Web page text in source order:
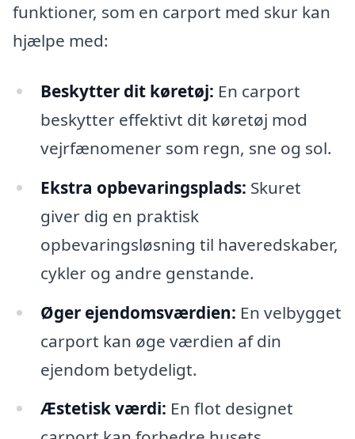
funktioner, som en carport med skur kan
hjælpe med:
Beskytter dit køretøj: En carport
beskytter effektivt dit køretøj mod
vejrfænomener som regn, sne og sol.
Ekstra opbevaringsplads: Skuret
giver dig en praktisk
opbevaringsløsning til haveredskaber,
cykler og andre genstande.
Øger ejendomsværdien: En velbygget
carport kan øge værdien af din
ejendom betydeligt.
Æstetisk værdi: En flot designet